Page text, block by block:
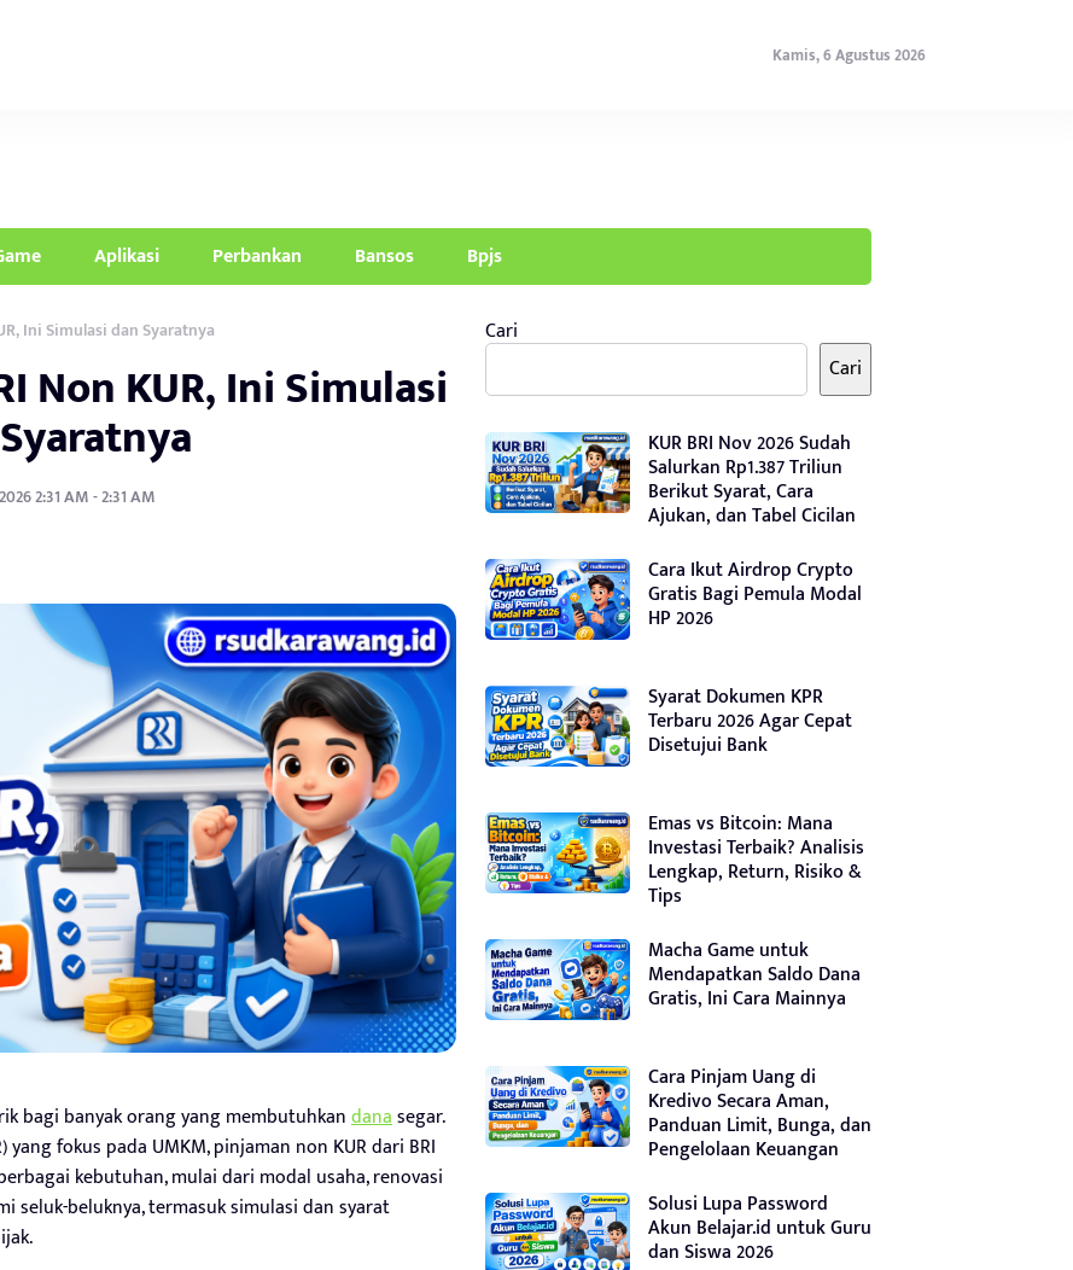
Kamis, 6 Agustus 2026
Aplikasi Perbankan Bansos Bpjs
Ini Simulasi dan Syaratnya
Non KUR, Ini Simulasi
2:31 AM - 2:31 AM
bagi banyak orang yang membutuhkandanasegar.
yang fokus pada UMKM, pinjaman non KUR dari BRI
kebutuhan, mulai dari modal usaha, renovasi
seluk-beluknya, termasuk simulasi dan syarat
Cari
Cari
KUR BRI Nov 2026 Sudah
Salurkan Rp1.387 Triliun
Berikut Syarat, Cara
Ajukan, dan Tabel Cicilan
Cara Ikut Airdrop Crypto
Gratis Bagi Pemula Modal
HP 2026
Syarat Dokumen KPR
Terbaru 2026 Agar Cepat
Disetujui Bank
Emas vs Bitcoin: Mana
Investasi Terbaik? Analisis
Lengkap, Return, Risiko &
Tips
Macha Game untuk
Mendapatkan Saldo Dana
Gratis, Ini Cara Mainnya
Cara Pinjam Uang di
Kredivo Secara Aman,
Panduan Limit, Bunga, dan
Pengelolaan Keuangan
Solusi Lupa Password
Akun Belajar.id untuk Guru
dan Siswa 2026